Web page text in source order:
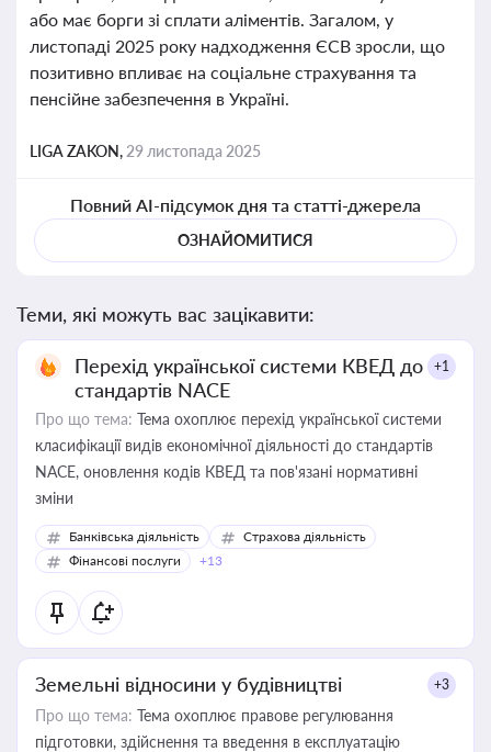
або має борги зі сплати аліментів. Загалом, у
листопаді 2025 року надходження ЄСВ зросли, що
позитивно впливає на соціальне страхування та
пенсійне забезпечення в Україні.
LIGA ZAKON, 29 листопада 2025
Повний AI-підсумок дня та статті-джерела
ОЗНАЙОМИТИСЯ
Теми, які можуть вас зацікавити:
Перехід української системи КВЕД до
стандартів NACE
+1
Про що тема: Тема охоплює перехід української системи
класифікації видів економічної діяльності до стандартів
NACE, оновлення кодів КВЕД та пов'язані нормативні
зміни
Банківська діяльність
Страхова діяльність
Фінансові послуги
+13
Земельні відносини у будівництві +3
Про що тема: Тема охоплює правове регулювання
підготовки, здійснення та введення в експлуатацію